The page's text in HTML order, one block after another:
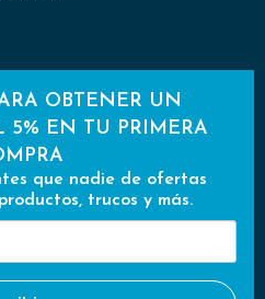
OBTENER UN
5% EN TU PRIMERA
que nadie de ofertas
trucos y más.